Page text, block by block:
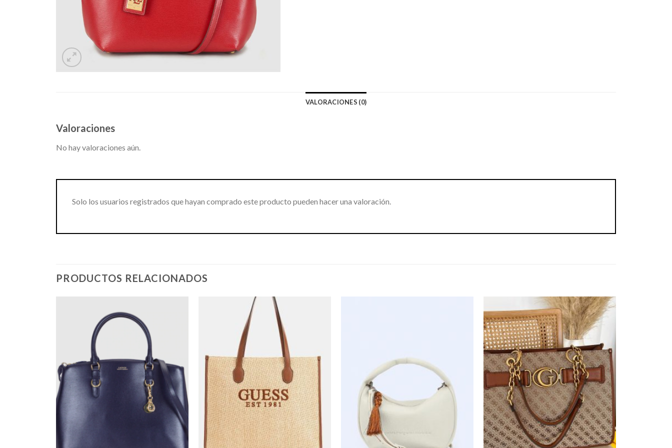
VALORACIONES (0)
Valoraciones
No hay valoraciones aún.
Solo los usuarios registrados que hayan comprado este producto pueden hacer una valoración.
PRODUCTOS RELACIONADOS